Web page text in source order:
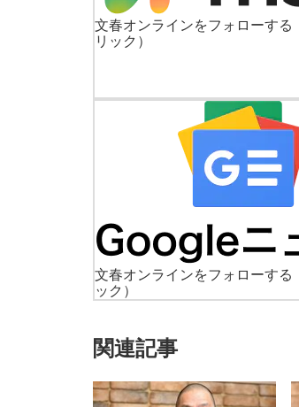
文春オンラインをフォローする
リック）
文春オンラインをフォローする
ック）
関連記事